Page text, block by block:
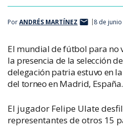
PorANDRÉS MARTÍNEZ 8 de
El mundial de fútbol para no
la presencia de la selección
delegación patria estuvo en
del torneo en Madrid, España.
El jugador Felipe Ulate
representantes de otros 15